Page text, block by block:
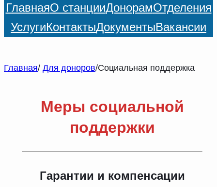
ГлавнаяО станцииДонорамОтделения
УслугиКонтактыДокументыВакансии
Главная/ Для доноров/Cоциальная поддержка
Меры социальной
поддержки
Гарантии и компенсации